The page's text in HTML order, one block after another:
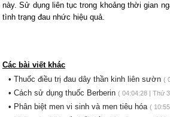
này. Sử dụng liên tục trong khoảng thời gian
tình trạng đau nhức hiệu quả.
Các bài viết khác
• Thuốc điều trị đau dây thần kinh liên sườn (
• Cách sử dụng thuốc Berberin ( 04:04:28 | Thứ
• Phân biệt men vi sinh và men tiêu hóa (